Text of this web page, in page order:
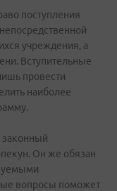
поступления
учреждения, а
Вступительные
провести
наиболее
законный
Он же обязан
вопросы поможет